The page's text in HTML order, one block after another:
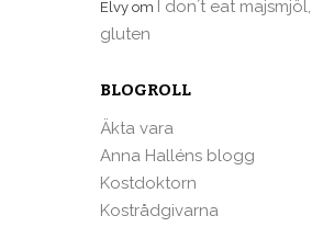
Elvy om I don´t eat
gluten
BLOGROLL
Äkta vara
Anna Halléns blogg
Kostdoktorn
Kostrådgivarna